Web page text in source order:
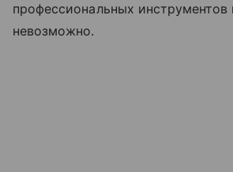
профессиональных инструментов
невозможно.